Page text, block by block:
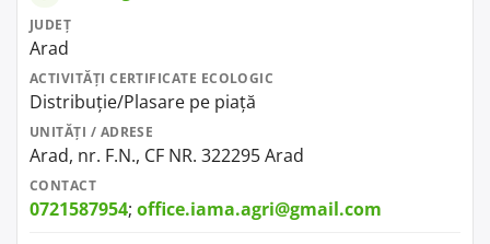
JUDEȚ
Arad
ACTIVITĂȚI CERTIFICATE ECOLOGIC
Distribuție/Plasare pe piață
UNITĂȚI / ADRESE
Arad, nr. F.N., CF NR. 322295 Arad
CONTACT
0721587954; office.iama.agri@gmail.com